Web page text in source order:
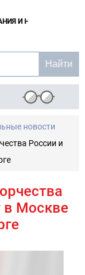
И НАУКИ
новости
России и
в Москве